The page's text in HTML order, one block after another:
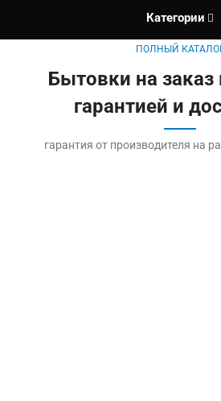
Категории
ПОЛНЫЙ
Бытовки на заказ
гарантией и
гарантия от производителя на